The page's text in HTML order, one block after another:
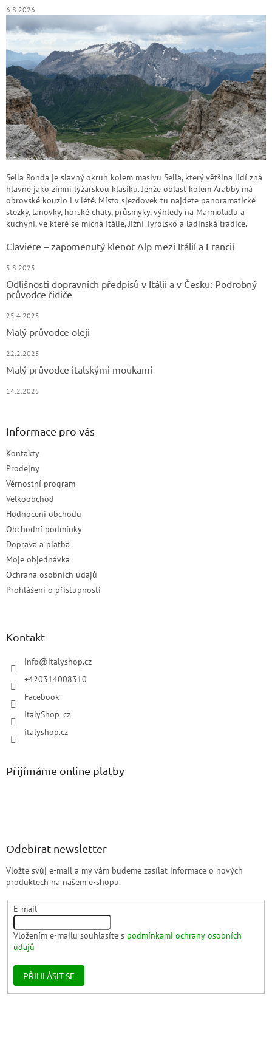
6.8.2026
Sella Ronda je slavný okruh kolem masivu Sella, který většina lidí zná
hlavně jako zimní lyžařskou klasiku. Jenže oblast kolem Arabby má
obrovské kouzlo i v létě. Místo sjezdovek tu najdete panoramatické
stezky, lanovky, horské chaty, průsmyky, výhledy na Marmoladu a
kuchyni, ve které se míchá Itálie, Jižní Tyrolsko a ladinská tradice.
Claviere – zapomenutý klenot Alp mezi Itálií a Francií
5.8.2025
Odlišnosti dopravních předpisů v Itálii a v Česku: Podrobný
průvodce řidiče
25.4.2025
Malý průvodce oleji
22.2.2025
Malý průvodce italskými moukami
14.2.2025
Informace pro vás
Kontakty
Prodejny
Věrnostní program
Velkoobchod
Hodnocení obchodu
Obchodní podmínky
Doprava a platba
Moje objednávka
Ochrana osobních údajů
Prohlášení o přístupnosti
Kontakt
info@italyshop.cz
+420314008310
Facebook
ItalyShop_cz
italyshop.cz
Přijímáme online platby
Odebírat newsletter
Vložte svůj e-mail a my vám budeme zasílat informace o nových
produktech na našem e-shopu.
E-mail
Vložením e-mailu souhlasíte s podmínkami ochrany osobních
údajů
PŘIHLÁSIT SE